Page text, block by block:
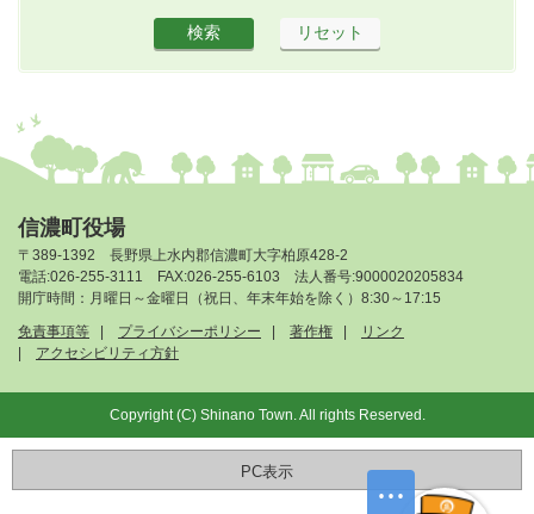
信濃町役場
〒389-1392 長野県上水内郡信濃町大字柏原428-2
電話:026-255-3111 FAX:026-255-6103 法人番号:9000020205834
開庁時間：月曜日～金曜日（祝日、年末年始を除く）8:30～17:15
免責事項等
プライバシーポリシー 著作権
リンク
アクセシビリティ方針
Copyright (C) Shinano Town. All rights Reserved.
PC表示